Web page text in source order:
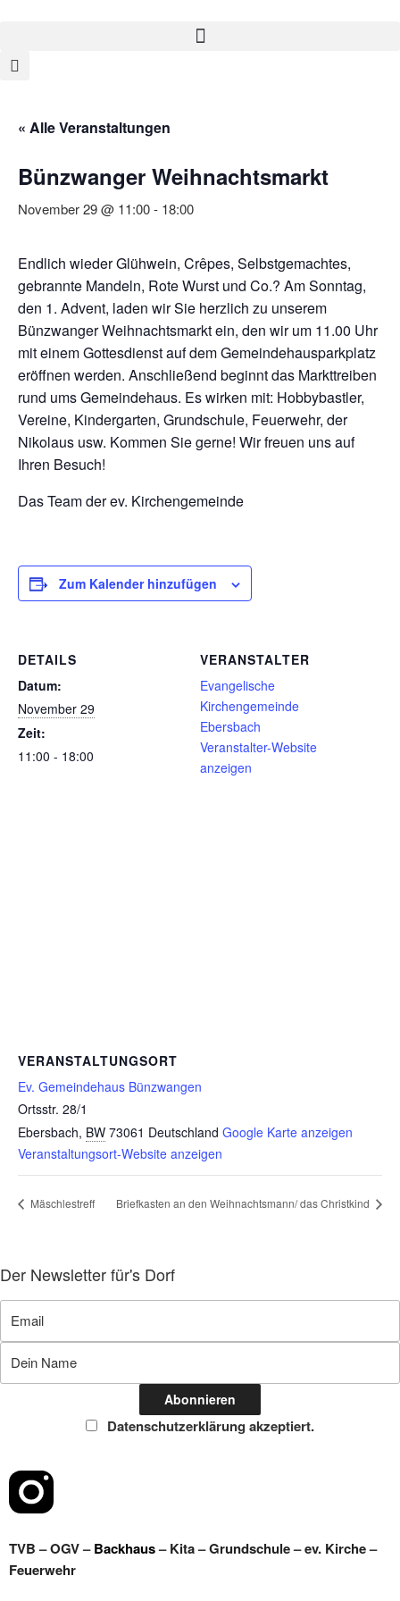
« Alle Veranstaltungen
Bünzwanger Weihnachtsmarkt
November 29 @ 11:00- 18:00
Endlich wieder Glühwein, Crêpes, Selbstgemachtes,
gebrannte Mandeln, Rote Wurst und Co.? Am Sonntag,
den 1. Advent, laden wir Sie herzlich zu unserem
Bünzwanger Weihnachtsmarkt ein, den wir um 11.00 Uhr
mit einem Gottesdienst auf dem Gemeindehausparkplatz
eröffnen werden. Anschließend beginnt das Markttreiben
rund ums Gemeindehaus. Es wirken mit: Hobbybastler,
Vereine, Kindergarten, Grundschule, Feuerwehr, der
Nikolaus usw. Kommen Sie gerne! Wir freuen uns auf
Ihren Besuch!
Das Team der ev. Kirchengemeinde
Zum Kalender hinzufügen
DETAILS
Datum:
November 29
Zeit:
11:00 - 18:00
VERANSTALTER
Evangelische
Kirchengemeinde
Ebersbach
Veranstalter-Website
anzeigen
VERANSTALTUNGSORT
Ev. Gemeindehaus Bünzwangen
Ortsstr. 28/1
Ebersbach, BW 73061 Deutschland Google Karte anzeigen
Veranstaltungsort-Website anzeigen
Mäschlestreff Briefkasten an den Weihnachtsmann/ das Christkind
Der Newsletter für's Dorf
Datenschutzerklärung akzeptiert.
TVB–OGV–Backhaus–Kita–Grundschule–ev. Kirche–
Feuerwehr